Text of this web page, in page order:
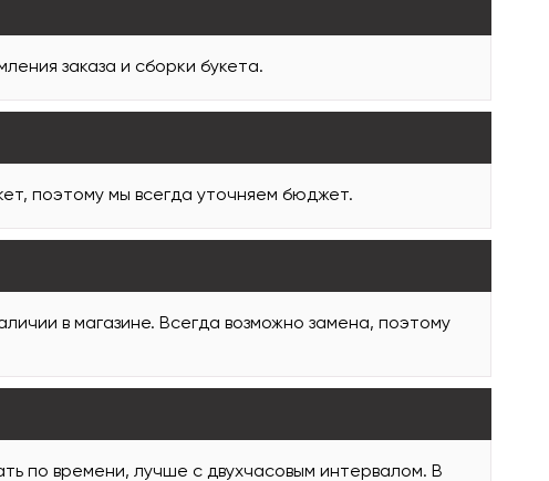
заказа и сборки букета.
поэтому мы всегда уточняем бюджет.
в магазине. Всегда возможно замена, поэтому
по времени, лучше с двухчасовым интервалом. В